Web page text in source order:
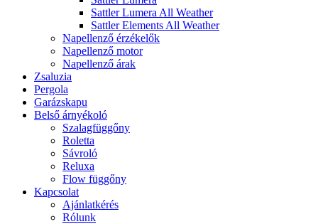
Sattler Lumera All Weather
Sattler Elements All Weather
Napellenző érzékelők
Napellenző motor
Napellenző árak
Zsaluzia
Pergola
Garázskapu
Belső árnyékoló
Szalagfüggőny
Roletta
Sávroló
Reluxa
Flow függőny
Kapcsolat
Ajánlatkérés
Rólunk